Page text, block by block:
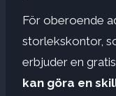
För oberoende
storlekskontor,
erbjuder en
kan göra en